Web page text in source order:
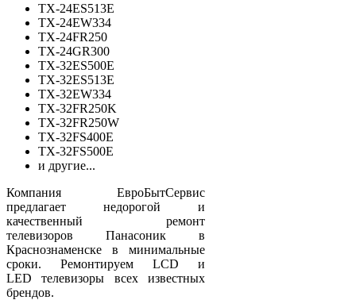
TX-24ES513E
TX-24EW334
TX-24FR250
TX-24GR300
TX-32ES500E
TX-32ES513E
TX-32EW334
TX-32FR250K
TX-32FR250W
TX-32FS400E
TX-32FS500E
и другие...
Компания ЕвроБытСервис
предлагает недорогой и
качественный ремонт
телевизоров Панасоник в
Краснознаменске в минимальные
сроки. Ремонтируем LCD и
LED телевизоры всех известных
брендов.